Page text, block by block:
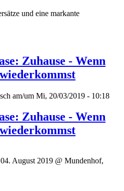
und eine markante
Zuhause - Wenn
am/um Mi, 20/03/2019 - 10:18
Zuhause - Wenn
August 2019 @ Mundenhof,